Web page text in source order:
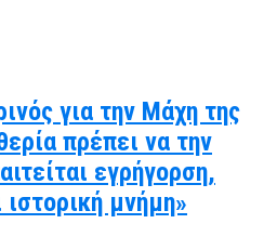
για την Μάχη της
πρέπει να την
εγρήγορση,
μνήμη»